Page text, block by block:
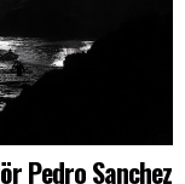
Pedro Sanchez